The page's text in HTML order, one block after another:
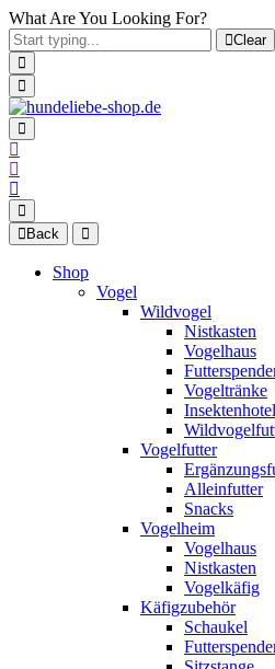
What Are You Looking For?
Clear
Back
Shop
Vogel
Wildvogel
Nistkasten
Vogelhaus
Vogeltränke
Vogelfutter
Alleinfutter
Snacks
Vogelheim
Vogelhaus
Nistkasten
Vogelkäfig
Käfigzubehör
Schaukel